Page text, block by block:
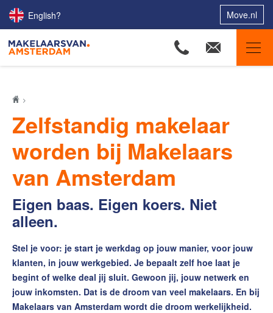
English? Move.nl
Woningzoekers
Onze makelaars
Onze expertises
Huis kopen
Onze diensten
Contact
Word jij onze nieuwe makelaar?
Zelfstandig makelaar
worden bij Makelaars
van Amsterdam
Eigen baas. Eigen koers. Niet
alleen.
Stel je voor: je start je werkdag op jouw manier, voor jouw
klanten, in jouw werkgebied. Je bepaalt zelf hoe laat je
begint of welke deal jij sluit. Gewoon jij, jouw netwerk en
jouw inkomsten. Dat is de droom van veel makelaars. En bij
Makelaars van Amsterdam wordt die droom werkelijkheid.